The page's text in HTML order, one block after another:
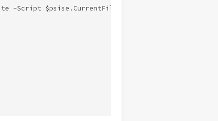
-Script $psise.CurrentFile.FullPath